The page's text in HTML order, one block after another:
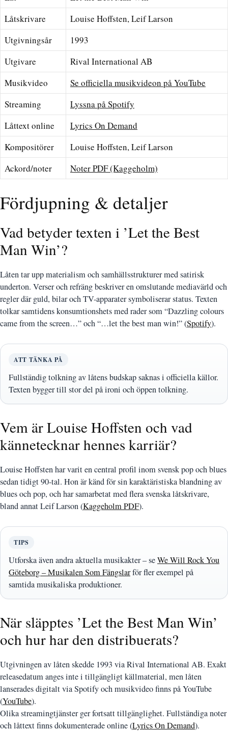
Låtskrivare
Louise Hoffsten, Leif Larson
Utgivningsår
1993
Utgivare
Rival International AB
Musikvideo
Se officiella musikvideon på YouTube
Streaming
Lyssna på Spotify
Låttext online
Lyrics On Demand
Kompositörer
Louise Hoffsten, Leif Larson
Ackord/noter
Noter PDF (Kaggeholm)
Fördjupning & detaljer
Vad betyder texten i ’Let the Best
Man Win’?
Låten tar upp materialism och samhällsstrukturer med satirisk
underton. Verser och refräng beskriver en omslutande mediavärld och
regler där guld, bilar och TV-apparater symboliserar status. Texten
tolkar samtidens konsumtionshets med rader som “Dazzling colours
came from the screen…” och “…let the best man win!” (Spotify).
ATT TÄNKA PÅ
Fullständig tolkning av låtens budskap saknas i officiella källor.
Texten bygger till stor del på ironi och öppen tolkning.
Vem är Louise Hoffsten och vad
kännetecknar hennes karriär?
Louise Hoffsten har varit en central profil inom svensk pop och blues
sedan tidigt 90-tal. Hon är känd för sin karaktäristiska blandning av
blues och pop, och har samarbetat med flera svenska låtskrivare,
bland annat Leif Larson (Kaggeholm PDF).
TIPS
Utforska även andra aktuella musikakter – seWe Will Rock You
Göteborg – Musikalen Som Fängslarför fler exempel på
samtida musikaliska produktioner.
När släpptes ’Let the Best Man Win’
och hur har den distribuerats?
Utgivningen av låten skedde 1993 via Rival International AB. Exakt
releasedatum anges inte i tillgängligt källmaterial, men låten
lanserades digitalt via Spotify och musikvideo finns på YouTube
(YouTube).
Olika streamingtjänster ger fortsatt tillgänglighet. Fullständiga noter
och låttext finns dokumenterade online (Lyrics On Demand).